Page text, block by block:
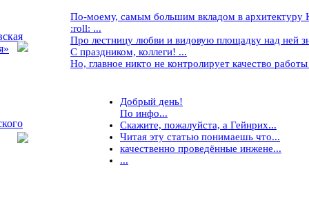
По-моему, самым большим вкладом в архитектуру
:roll: ...
Про лестницу любви и видовую площадку над ней
С праздником, коллеги! ...
Но, главное никто не контролирует качество
Добрый день!
По инфо...
Скажите, пожалуйста, а Гейнрих...
Читая эту статью понимаешь что...
качественно проведённые инжене...
...